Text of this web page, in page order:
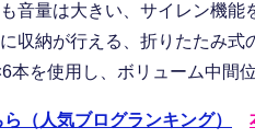
音量は大きい、サイレン機能
収納が行える、折りたたみ式
本を使用し、ボリューム中間
（人気ブログランキング）